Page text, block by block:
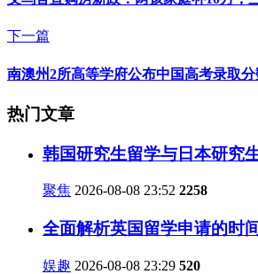
下一篇
南澳州2所高等学府公布中国高考录取
热门文章
韩国研究生留学与日本研究
聚焦 2026-08-08 23:52 2258
全面解析英国留学申请的时
娱趣 2026-08-08 23:29 520